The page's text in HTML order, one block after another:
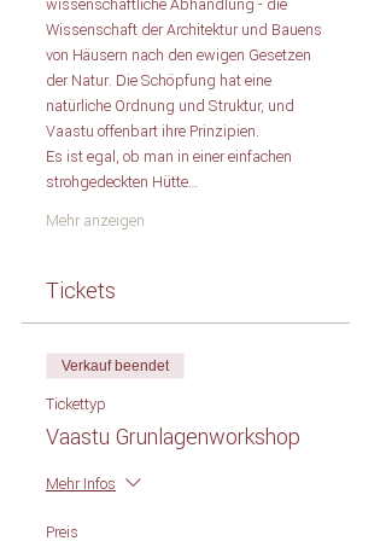
wissenschaftliche Abhandlung - die
Wissenschaft der Architektur und Bauens
von Häusern nach den ewigen Gesetzen
der Natur. Die Schöpfung hat eine
natürliche Ordnung und Struktur, und
Vaastu offenbart ihre Prinzipien.
Es ist egal, ob man in einer einfachen
strohgedeckten Hütte…
Mehr anzeigen
Tickets
Verkauf beendet
Tickettyp
Vaastu Grunlagenworkshop
Mehr Infos
Preis